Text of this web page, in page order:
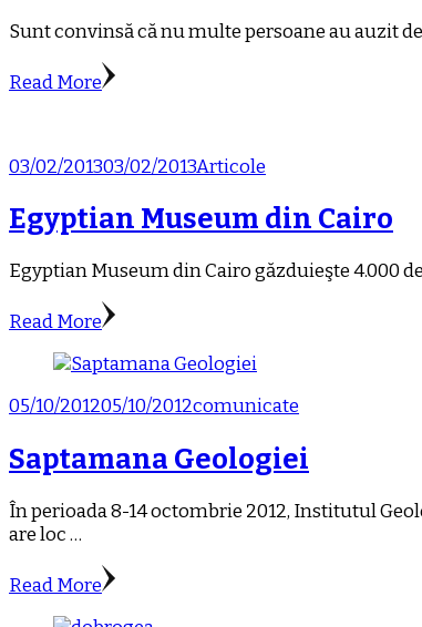
Sunt convinsă că nu multe persoane au auzit
Read More
03/02/201303/02/2013Articole
Egyptian Museum din Cairo
Egyptian Museum din Cairo găzduieşte 4.000
Read More
05/10/201205/10/2012comunicate
Saptamana Geologiei
În perioada 8-14 octombrie 2012, Institutul
are loc …
Read More